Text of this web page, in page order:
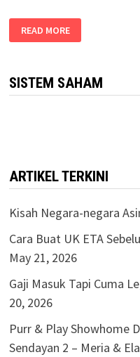
READ MORE
SISTEM SAHAM
ARTIKEL TERKINI
Kisah Negara-negara
Cara Buat UK ETA
May 21, 2026
Gaji Masuk Tapi Cuma
20, 2026
Purr & Play Showhome
Sendayan 2 – Meria &